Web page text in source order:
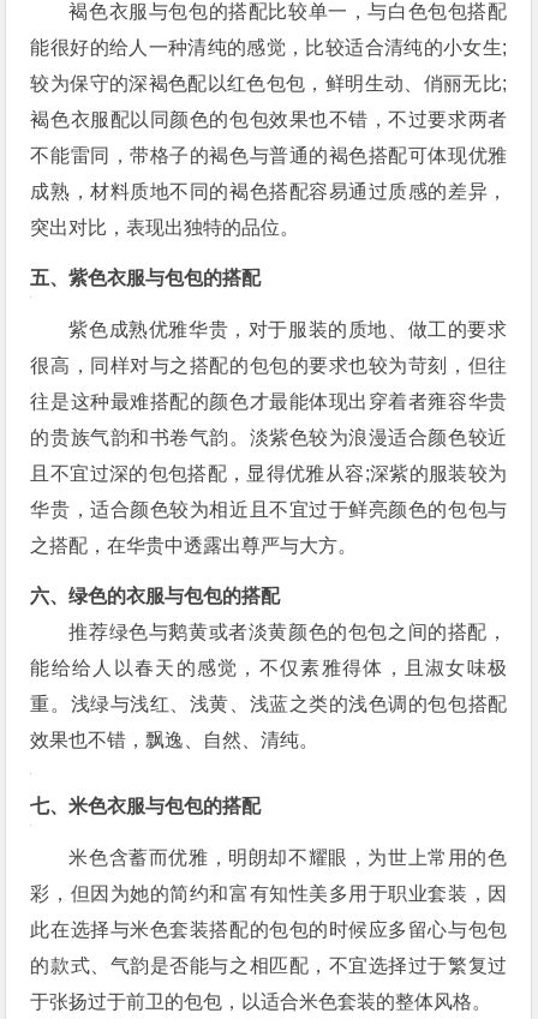
褐色衣服与包包的搭配比较单一，与白色包包搭配
能很好的给人一种清纯的感觉，比较适合清纯的小女生;
较为保守的深褐色配以红色包包，鲜明生动、俏丽无比;
褐色衣服配以同颜色的包包效果也不错，不过要求两者
不能雷同，带格子的褐色与普通的褐色搭配可体现优雅
成熟，材料质地不同的褐色搭配容易通过质感的差异，
突出对比，表现出独特的品位。
五、紫色衣服与包包的搭配
紫色成熟优雅华贵，对于服装的质地、做工的要求
很高，同样对与之搭配的包包的要求也较为苛刻，但往
往是这种最难搭配的颜色才最能体现出穿着者雍容华贵
的贵族气韵和书卷气韵。淡紫色较为浪漫适合颜色较近
且不宜过深的包包搭配，显得优雅从容;深紫的服装较为
华贵，适合颜色较为相近且不宜过于鲜亮颜色的包包与
之搭配，在华贵中透露出尊严与大方。
六、绿色的衣服与包包的搭配
推荐绿色与鹅黄或者淡黄颜色的包包之间的搭配，
能给给人以春天的感觉，不仅素雅得体，且淑女味极
重。浅绿与浅红、浅黄、浅蓝之类的浅色调的包包搭配
效果也不错，飘逸、自然、清纯。
七、米色衣服与包包的搭配
米色含蓄而优雅，明朗却不耀眼，为世上常用的色
彩，但因为她的简约和富有知性美多用于职业套装，因
此在选择与米色套装搭配的包包的时候应多留心与包包
的款式、气韵是否能与之相匹配，不宜选择过于繁复过
于张扬过于前卫的包包，以适合米色套装的整体风格。